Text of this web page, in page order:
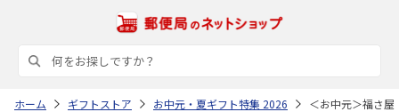
ホーム ギフトストア お中元・夏ギフト特集 2026 ＜お中元＞福さ